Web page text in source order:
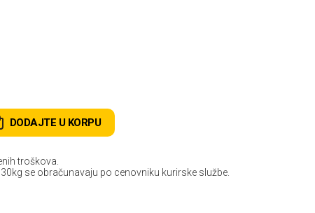
DODAJTE U KORPU
troškova.
se obračunavaju po cenovniku kurirske službe.